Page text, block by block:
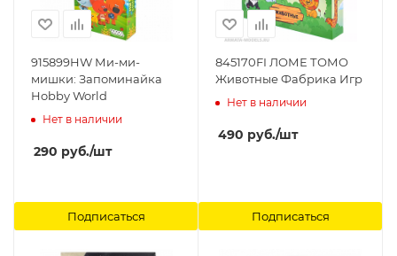
915899HW Ми-ми-
мишки: Запоминайка
Hobby World
Нет в наличии
290 руб./шт
Подписаться
845170FI ЛОМЕ ТОМО
Животные Фабрика Игр
Нет в наличии
490 руб./шт
Подписаться